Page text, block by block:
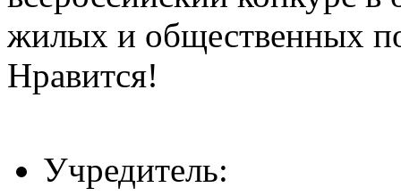
жилых и общественных
Нравится!
Учредитель: